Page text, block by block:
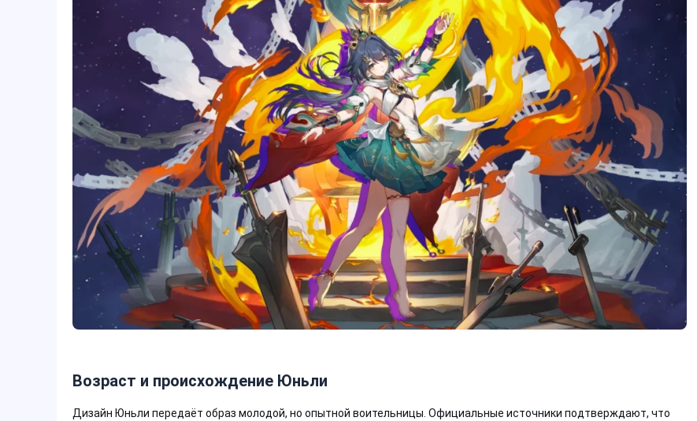
Возраст и происхождение Юньли
Дизайн Юньли передаёт образ молодой, но опытной воительницы. Официальные источники подтверждают, что